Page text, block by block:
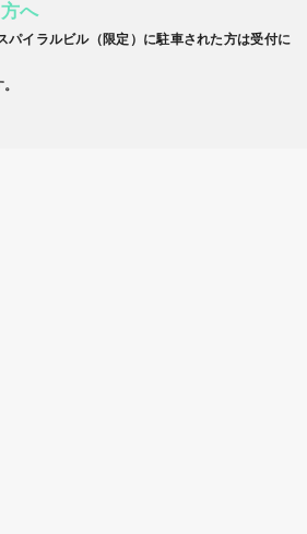
へ
パイラルビル（限定）に駐車された方は受付に